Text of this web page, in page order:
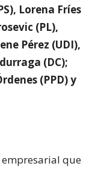
Lorena Fríes
(PL),
Pérez (UDI),
(DC);
(PPD) y
que